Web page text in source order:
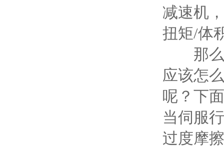
减速机
扭矩/体
那么
应该怎
呢？下
当伺服
过度摩